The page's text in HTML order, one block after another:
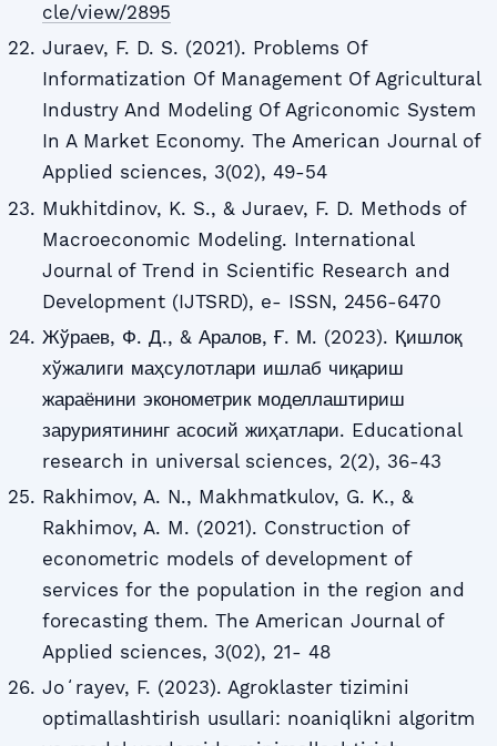
cle/view/2895
Juraev, F. D. S. (2021). Problems Of
Informatization Of Management Of Agricultural
Industry And Modeling Of Agriconomic System
In A Market Economy. The American Journal of
Applied sciences, 3(02), 49-54
Mukhitdinov, K. S., & Juraev, F. D. Methods of
Macroeconomic Modeling. International
Journal of Trend in Scientific Research and
Development (IJTSRD), e- ISSN, 2456-6470
Жўраев, Ф. Д., & Аралов, Ғ. М. (2023). Қишлоқ
хўжалиги маҳсулотлари ишлаб чиқариш
жараёнини эконометрик моделлаштириш
заруриятининг асосий жиҳатлари. Educational
research in universal sciences, 2(2), 36-43
Rakhimov, A. N., Makhmatkulov, G. K., &
Rakhimov, A. M. (2021). Construction of
econometric models of development of
services for the population in the region and
forecasting them. The American Journal of
Applied sciences, 3(02), 21- 48
Joʻrayev, F. (2023). Agroklaster tizimini
optimallashtirish usullari: noaniqlikni algoritm